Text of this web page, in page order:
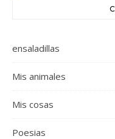
ensaladillas
Mis animales
Mis cosas
Poesias